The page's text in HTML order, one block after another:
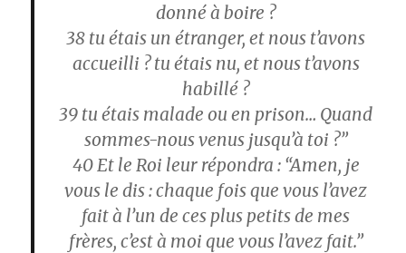
donné à boire ?
38 tu étais un étranger, et nous t’avons
accueilli ? tu étais nu, et nous t’avons
habillé ?
39 tu étais malade ou en prison… Quand
sommes-nous venus jusqu’à toi ?”
40Et le Roi leur répondra : “Amen, je
vous le dis : chaque fois que vous l’avez
fait à l’un de ces plus petits de mes
frères, c’est à moi que vous l’avez fait.”